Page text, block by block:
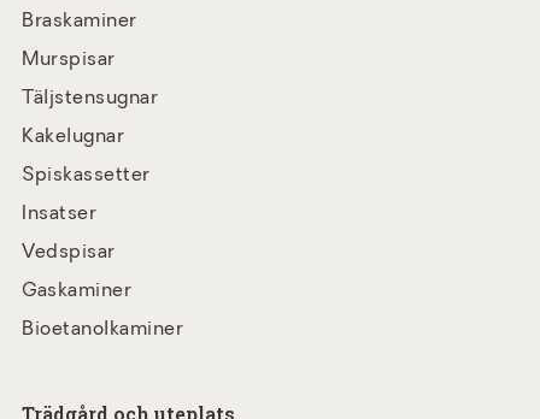
Braskaminer
Murspisar
Täljstensugnar
Kakelugnar
Spiskassetter
Insatser
Vedspisar
Gaskaminer
Bioetanolkaminer
Trädgård och uteplats